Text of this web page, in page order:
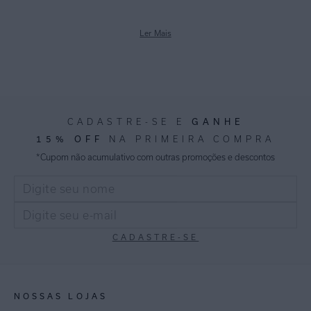
Ler Mais
CADASTRE-SE E GANHE
15% OFF
NA PRIMEIRA COMPRA
*Cupom não acumulativo com outras promoções e descontos
CADASTRE-SE
NOSSAS LOJAS